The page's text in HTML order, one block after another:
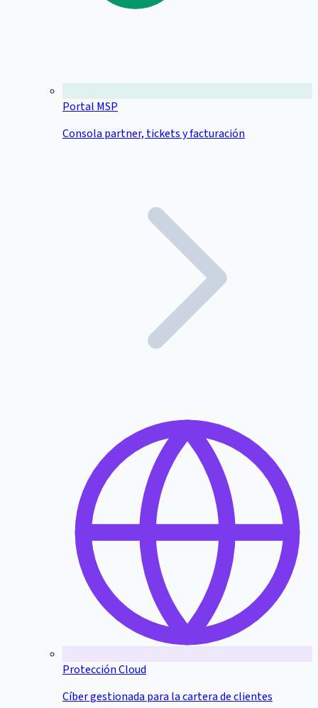
Portal MSP
Consola partner, tickets y facturación
Protección Cloud
Cíber gestionada para la cartera de clientes